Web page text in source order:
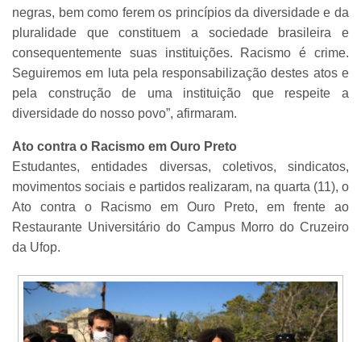
negras, bem como ferem os princípios da diversidade e da
pluralidade que constituem a sociedade brasileira e
consequentemente suas instituições. Racismo é crime.
Seguiremos em luta pela responsabilização destes atos e
pela construção de uma instituição que respeite a
diversidade do nosso povo”, afirmaram.
Ato contra o Racismo em Ouro Preto
Estudantes, entidades diversas, coletivos, sindicatos,
movimentos sociais e partidos realizaram, na quarta (11), o
Ato contra o Racismo em Ouro Preto, em frente ao
Restaurante Universitário do Campus Morro do Cruzeiro
da Ufop.